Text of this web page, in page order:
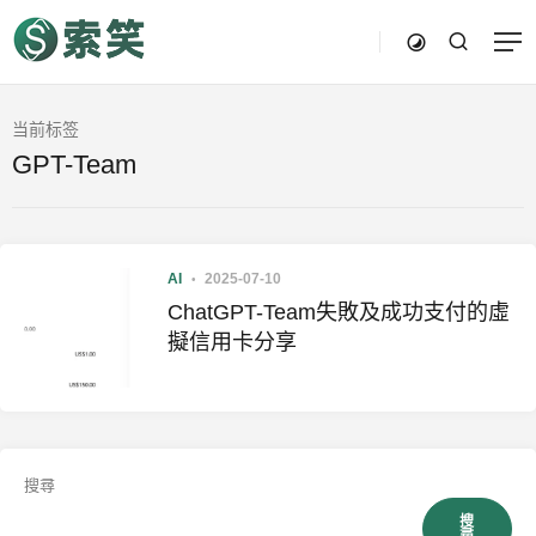
当前标签
GPT-Team
AI 2025-07-10
ChatGPT-Team失敗及成功支付的虛
擬信用卡分享
搜尋
搜